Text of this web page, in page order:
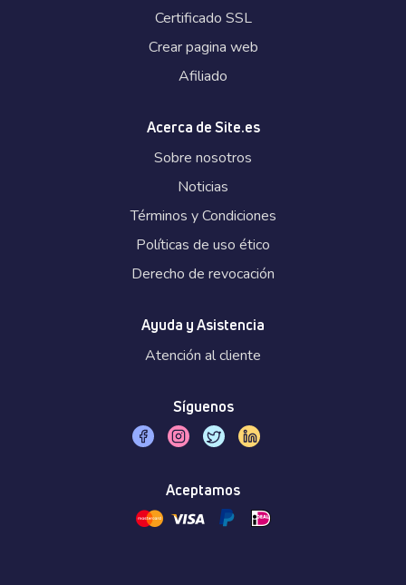
Certificado SSL
Crear pagina web
Afiliado
Acerca de Site.es
Sobre nosotros
Noticias
Términos y Condiciones
Políticas de uso ético
Derecho de revocación
Ayuda y Asistencia
Atención al cliente
Síguenos
Aceptamos